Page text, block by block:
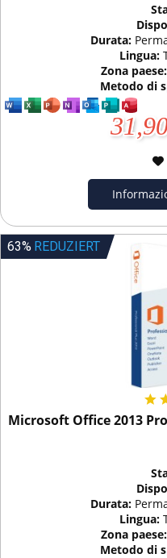
Durata:
Lingua:
Zona paese:
Metodo di
63% REDUZIERT
Microsoft Office 2013
Durata:
Lingua:
Zona paese:
Metodo di